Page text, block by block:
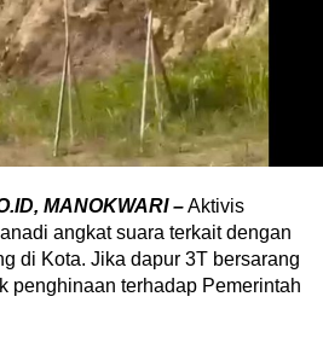
MANOKWARI –Aktivis
angkat suara terkait dengan
di Kota. Jika dapur 3T bersarang
penghinaan terhadap Pemerintah